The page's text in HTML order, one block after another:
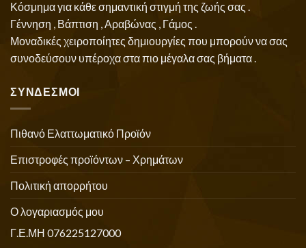
Κόσμημα για κάθε σημαντική στιγμή της ζωής σας .
Γέννηση , Βάπτιση , Αραβώνας , Γάμος .
Μοναδικές χειροποίητες δημιουργίες που μπορούν να σας
συνοδεύσουν υπέροχα στα πιο μέγαλα σας βήματα .
ΣΥΝΔΕΣΜΟΙ
Πιθανό Ελαττωματικό Προϊόν
Επιστροφές προϊόντων – Χρημάτων
Πολιτική απορρήτου
Ο λογαριασμός μου
Γ.Ε.ΜΗ 076225127000